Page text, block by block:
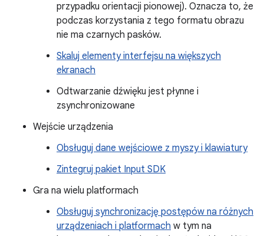
przypadku orientacji pionowej). Oznacza to, że
podczas korzystania z tego formatu obrazu
nie ma czarnych pasków.
Skaluj elementy interfejsu na większych
ekranach
Odtwarzanie dźwięku jest płynne i
zsynchronizowane
Wejście urządzenia
Obsługuj dane wejściowe z myszy i klawiatury
Zintegruj pakiet Input SDK
Gra na wielu platformach
Obsługuj synchronizację postępów na różnych
urządzeniach i platformach w tym na